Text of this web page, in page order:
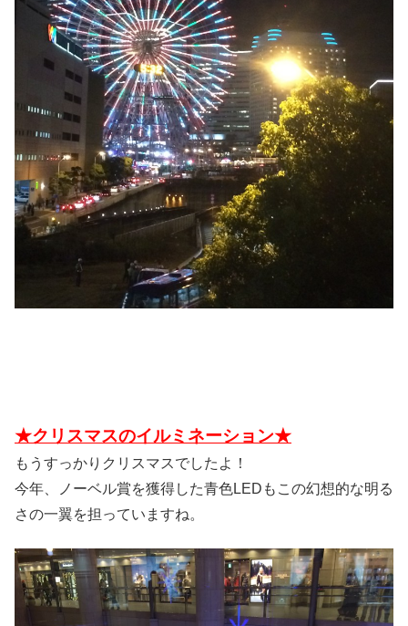
★クリスマスのイルミネーション★
もうすっかりクリスマスでしたよ！
今年、ノーベル賞を獲得した青色LEDもこの幻想的な明る
さの一翼を担っていますね。